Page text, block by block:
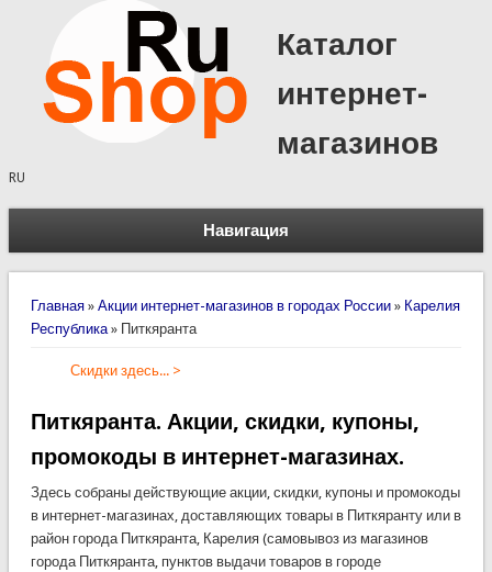
Каталог
интернет-
магазинов
RU
Навигация
Вы здесь
Главная » Акции интернет-магазинов в городах России » Карелия
Республика » Питкяранта
Скидки здесь... >
Питкяранта. Акции, скидки, купоны,
промокоды в интернет-магазинах.
Здесь собраны действующие акции, скидки, купоны и промокоды
в интернет-магазинах, доставляющих товары в Питкяранту или в
район города Питкяранта, Карелия (самовывоз из магазинов
города Питкяранта, пунктов выдачи товаров в городе